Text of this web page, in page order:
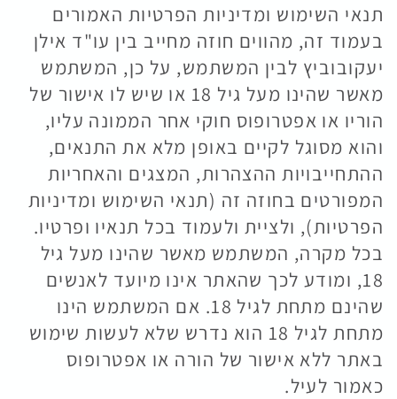
תנאי השימוש ומדיניות הפרטיות האמורים
בעמוד זה, מהווים חוזה מחייב בין עו"ד אילן
יעקובוביץ לבין המשתמש, על כן, המשתמש
מאשר שהינו מעל גיל 18 או שיש לו אישור של
הוריו או אפטרופוס חוקי אחר הממונה עליו,
והוא מסוגל לקיים באופן מלא את התנאים,
ההתחייבויות ההצהרות, המצגים והאחריות
המפורטים בחוזה זה (תנאי השימוש ומדיניות
הפרטיות), ולציית ולעמוד בכל תנאיו ופרטיו.
בכל מקרה, המשתמש מאשר שהינו מעל גיל
18, ומודע לכך שהאתר אינו מיועד לאנשים
שהינם מתחת לגיל 18. אם המשתמש הינו
מתחת לגיל 18 הוא נדרש שלא לעשות שימוש
באתר ללא אישור של הורה או אפטרופוס
כאמור לעיל.